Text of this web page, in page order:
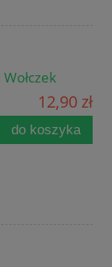
12,90 zł
do koszyka